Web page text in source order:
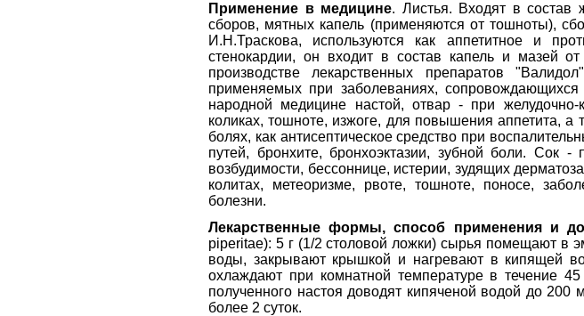
Применение в медицине. Листья. Входят в состав
сборов, мятных капель (применяются от тошноты),
И.Н.Траскова, используются как аппетитное и
стенокардии, он входит в состав капель и мазей
производстве лекарственных препаратов
применяемых при заболеваниях,
народной медицине настой, отвар - при
коликах, тошноте, изжоге, для повышения аппетита, а
болях, как антисептическое средство при
путей, бронхите, бронхоэктазии, зубной боли. Сок
возбудимости, бессоннице, истерии, зудящих
колитах, метеоризме, рвоте, тошноте, поносе,
болезни.
Лекарственные формы, способ применения и
piperitae): 5 г (1/2 столовой ложки) сырья помещают в
воды, закрывают крышкой и нагревают в кипящей
охлаждают при комнатной температуре в течение
полученного настоя доводят кипяченой водой до
более 2 суток.